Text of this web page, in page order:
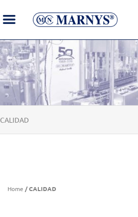
CALIDAD
Home / CALIDAD